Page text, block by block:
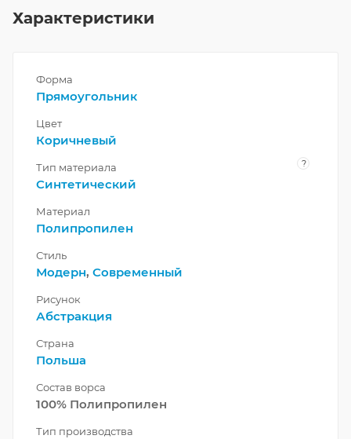
Характеристики
Форма
Прямоугольник
Цвет
Коричневый
Тип материала ?
Синтетический
Материал
Полипропилен
Стиль
Модерн, Современный
Рисунок
Абстракция
Страна
Польша
Состав ворса
100% Полипропилен
Тип производства